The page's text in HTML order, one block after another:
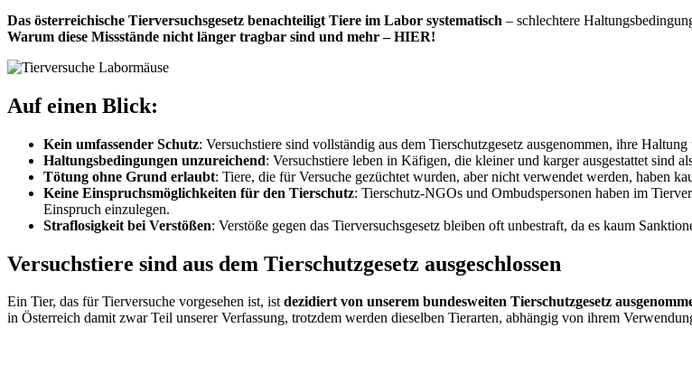
Das österreichische Tierversuchsgesetz benachteiligt Tiere im Labor systematisch – schlechtere
Warum diese Missstände nicht länger tragbar sind und mehr – HIER!
Auf einen Blick:
Kein umfassender Schutz: Versuchstiere sind vollständig aus dem Tierschutzgesetz ausgenommen, ihre
Haltungsbedingungen unzureichend: Versuchstiere leben in Käfigen, die kleiner und karger ausgestattet sind
Tötung ohne Grund erlaubt: Tiere, die für Versuche gezüchtet wurden, aber nicht verwendet werden, haben
Keine Einspruchsmöglichkeiten für den Tierschutz: Tierschutz-NGOs und Ombudspersonen haben im
Einspruch einzulegen.
Straflosigkeit bei Verstößen: Verstöße gegen das Tierversuchsgesetz bleiben oft unbestraft, da es kaum
Versuchstiere sind aus dem Tierschutzgesetz ausgeschlossen
Ein Tier, das für Tierversuche vorgesehen ist, istdezidiert von unserem bundesweiten Tierschutzgesetz
in Österreich damit zwar Teil unserer Verfassung, trotzdem werden dieselben Tierarten, abhängig von ihrem